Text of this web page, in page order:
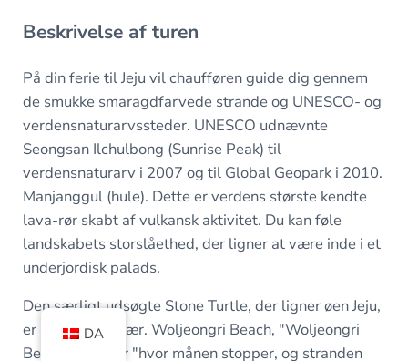
Beskrivelse af turen
På din ferie til Jeju vil chaufføren guide dig gennem
de smukke smaragdfarvede strande og UNESCO- og
verdensnaturarvssteder. UNESCO udnævnte
Seongsan Ilchulbong (Sunrise Peak) til
verdensnaturarv i 2007 og til Global Geopark i 2010.
Manjanggul (hule). Dette er verdens største kendte
lava-rør skabt af vulkansk aktivitet. Du kan føle
landskabets storslåethed, der ligner at være inde i et
underjordisk palads.
Den særligt udsøgte Stone Turtle, der ligner øen Jeju,
er særlig populær. Woljeongri Beach, "Woljeongri
Beach" betyder "hvor månen stopper, og stranden
DA